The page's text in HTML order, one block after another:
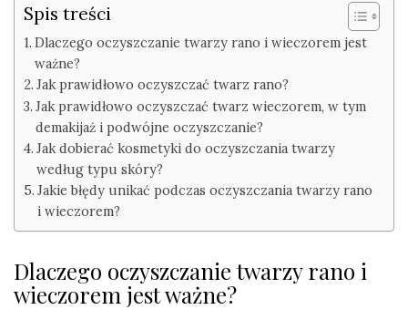
Spis treści
Dlaczego oczyszczanie twarzy rano i wieczorem jest
ważne?
Jak prawidłowo oczyszczać twarz rano?
Jak prawidłowo oczyszczać twarz wieczorem, w tym
demakijaż i podwójne oczyszczanie?
Jak dobierać kosmetyki do oczyszczania twarzy
według typu skóry?
Jakie błędy unikać podczas oczyszczania twarzy rano
i wieczorem?
Dlaczego oczyszczanie twarzy rano i
wieczorem jest ważne?